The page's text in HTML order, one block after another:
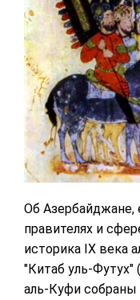
Об Азербайджане,
правителях и
историка IX века
"Китаб уль-Футух"
аль-Куфи